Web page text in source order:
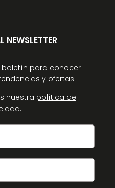
NEWSLETTER
boletín para conocer
y ofertas
nuestra política de
.